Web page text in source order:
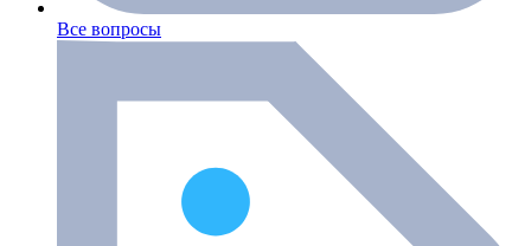
Все вопросы